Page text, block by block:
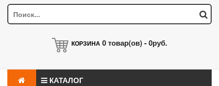
КОРЗИНА 0товар(ов) -0руб.
КАТАЛОГ